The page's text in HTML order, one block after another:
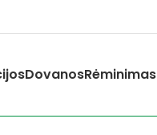
DovanosRėminimas